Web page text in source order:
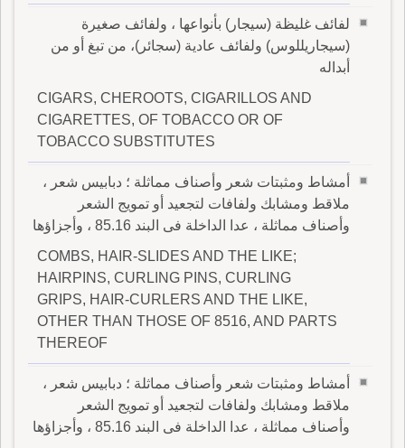
لفائف غليظة (سيجار) بأنواعها ، ولفائف صغيرة
(سيجاريللوس) ولفائف عادية (سجائر)، من تبغ أو من
أبداله
CIGARS, CHEROOTS, CIGARILLOS AND
CIGARETTES, OF TOBACCO OR OF
TOBACCO SUBSTITUTES
أمشاط ومثبتات شعر وأصناف مماثلة ؛ دبابيس شعر ،
ملاقط ومشابك ولفافات لتجعيد أو تمويج الشعر
وأصناف مماثلة ، عدا الداخلة فى البند 85.16 ، وأجزاؤها
COMBS, HAIR-SLIDES AND THE LIKE;
HAIRPINS, CURLING PINS, CURLING
GRIPS, HAIR-CURLERS AND THE LIKE,
OTHER THAN THOSE OF 8516, AND PARTS
THEREOF
أمشاط ومثبتات شعر وأصناف مماثلة ؛ دبابيس شعر ،
ملاقط ومشابك ولفافات لتجعيد أو تمويج الشعر
وأصناف مماثلة ، عدا الداخلة فى البند 85.16 ، وأجزاؤها